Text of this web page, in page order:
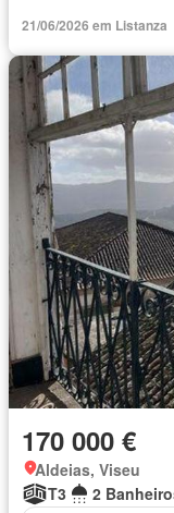
21/06/2026 em Listanza
170 000 €
Aldeias, Viseu
T3
2